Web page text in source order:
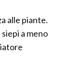
alle piante.
a meno